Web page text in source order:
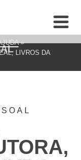
»
LIVROS DA